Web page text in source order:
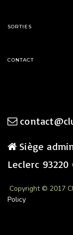
SORTIES
CONTACT
Siège
Leclerc 93220
Copyright © 2017
Policy